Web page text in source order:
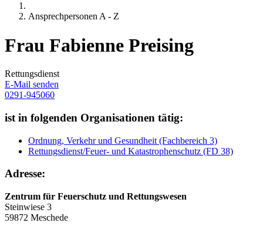
Ansprechpersonen A - Z
Frau Fabienne Preising
Rettungsdienst
E-Mail senden
0291-945060
ist in folgenden Organisationen tätig:
Ordnung, Verkehr und Gesundheit (Fachbereich 3)
Rettungsdienst/Feuer- und Katastrophenschutz (FD 38)
Adresse:
Zentrum für Feuerschutz und Rettungswesen
Steinwiese 3
59872 Meschede